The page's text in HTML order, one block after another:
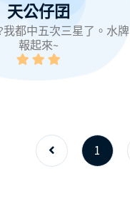
天公仔囝
我都中五次三星了。水牌
報起來~
1